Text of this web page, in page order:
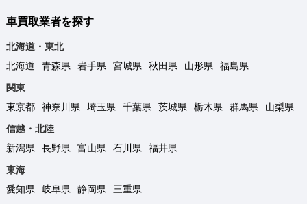
車買取業者を探す
北海道・東北
北海道
青森県 岩手県 宮城県 秋田県 山形県
福島県
関東
東京都
神奈川県 埼玉県 千葉県 茨城県 栃木県 群馬県
山梨県
信越・北陸
新潟県
長野県 富山県 石川県
福井県
東海
愛知県
岐阜県 静岡県
三重県